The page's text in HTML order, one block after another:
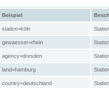
Beispiel
station=köln
gewaesser=rhein
agency=dresden
land=hamburg
country=deutschland